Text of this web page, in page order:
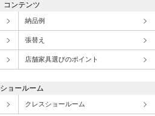
コンテンツ
納品例
張替え
店舗家具選びのポイント
ショールーム
クレスショールーム